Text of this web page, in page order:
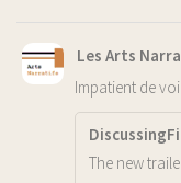
Les Arts
Impatient de
The new